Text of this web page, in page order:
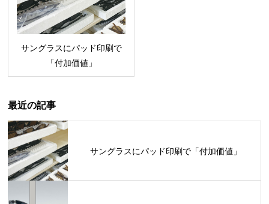
サングラスにパッド印刷で
「付加価値」
最近の記事
サングラスにパッド印刷で「付加価値」